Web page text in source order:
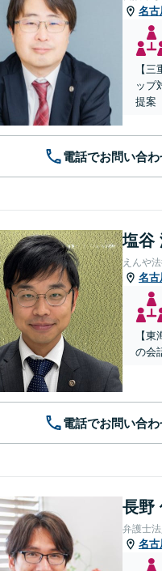
名古
【
ップ
提案
電話でお問い合わ
塩谷
えんや
名古
【
の会
電話でお問い合わ
長野
弁護士
名古